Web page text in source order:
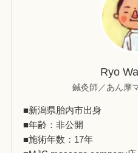
Ryo
鍼灸師／あん摩
■新潟県胎内市出身
■年齢：非公開
■施術年数：17年